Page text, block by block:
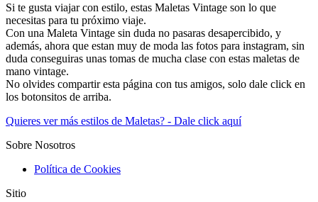
Si te gusta viajar con estilo, estas Maletas Vintage son lo que
necesitas para tu próximo viaje.
Con una Maleta Vintage sin duda no pasaras desapercibido, y
además, ahora que estan muy de moda las fotos para instagram, sin
duda conseguiras unas tomas de mucha clase con estas maletas de
mano vintage.
No olvides compartir esta página con tus amigos, solo dale click en
los botonsitos de arriba.
Quieres ver más estilos de Maletas? - Dale click aquí
Sobre Nosotros
Política de Cookies
Sitio